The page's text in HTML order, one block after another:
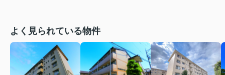
よく見られている物件